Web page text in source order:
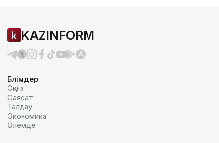
KAZINFORM
Бөлімдер
Оқиға
Саясат
Талдау
Экономика
Әлемде